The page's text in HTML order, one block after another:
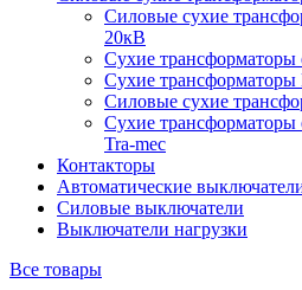
Силовые сухие
20кВ
Сухие
Сухие
Силовые сухие
Сухие трансформаторы
Tra-mec
Контакторы
Автоматические
Силовые выключатели
Выключатели нагрузки
Все товары